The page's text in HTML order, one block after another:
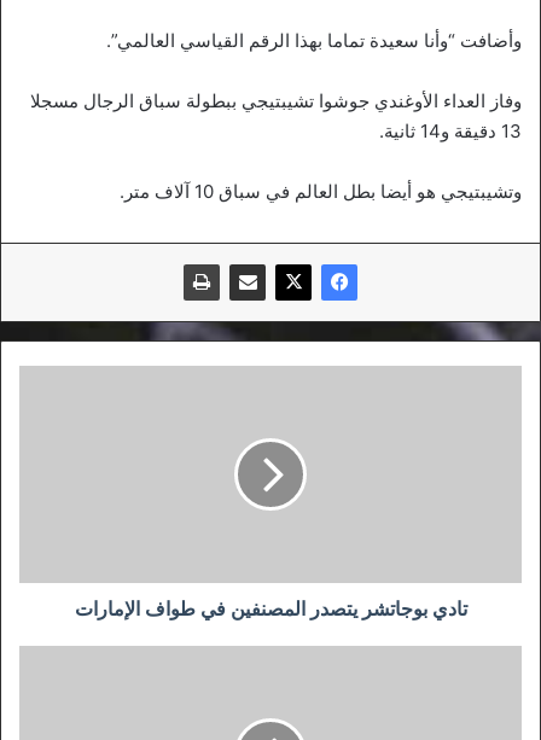
وأضافت “وأنا سعيدة تماما بهذا الرقم القياسي العالمي”.
وفاز العداء الأوغندي جوشوا تشيبتيجي ببطولة سباق الرجال مسجلا
13 دقيقة و14 ثانية.
وتشيبتيجي هو أيضا بطل العالم في سباق 10 آلاف متر.
تادي بوجاتشر يتصدر المصنفين في طواف الإمارات